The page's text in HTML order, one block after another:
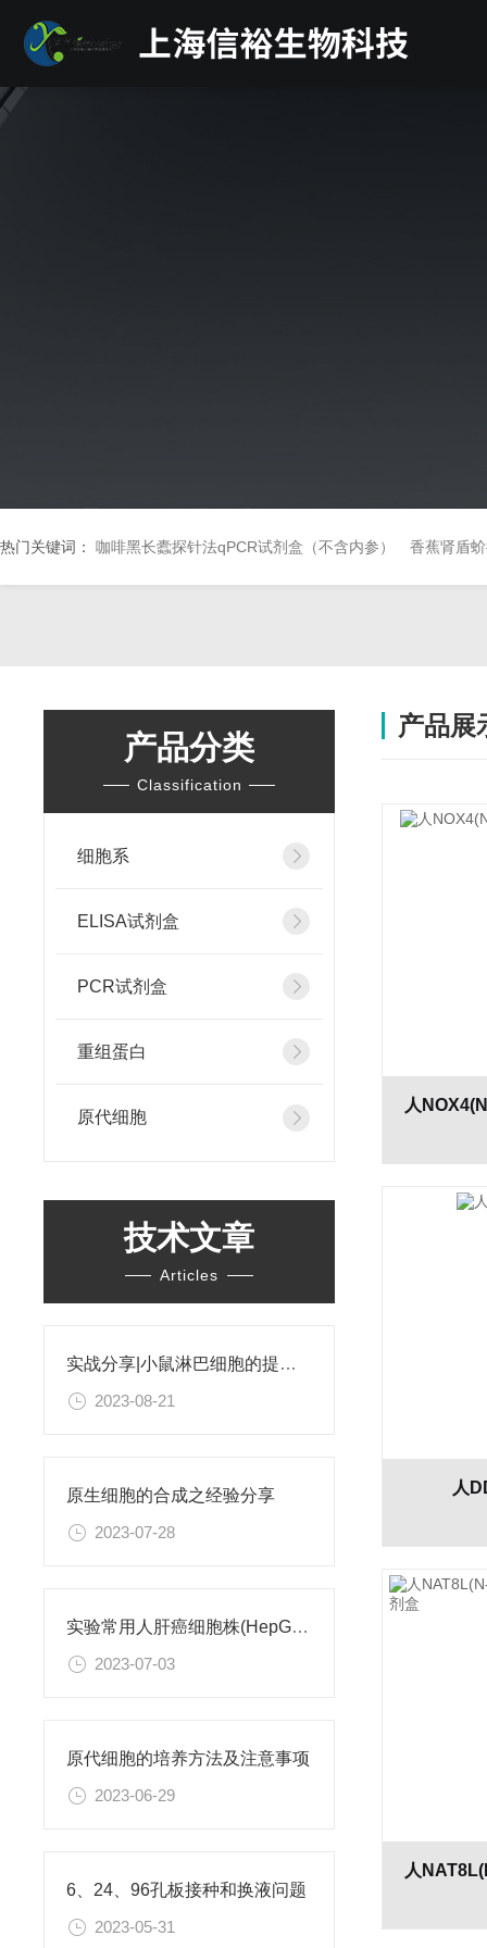
热门关键词： 咖啡黑长蠹探针法qPCR试剂盒（不含内参） 香蕉肾盾
产品分类
Classification
细胞系
ELISA试剂盒
PCR试剂盒
重组蛋白
原代细胞
技术文章
Articles
实战分享|小鼠淋巴细胞的提取和分选之经验小结
2023-08-21
原生细胞的合成之经验分享
2023-07-28
实验常用人肝癌细胞株(HepG2/Hep3B,HuH-7,MHCC97H,PLC/PRF/5)怎么选？
2023-07-03
原代细胞的培养方法及注意事项
2023-06-29
6、24、96孔板接种和换液问题
2023-05-31
产品展
人